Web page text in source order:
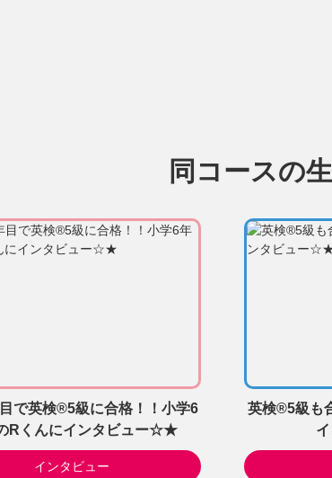
同コースの
で英検®5級に合格！！小学6
Rくんにインタビュー☆★
インタビュー
英検®5級も